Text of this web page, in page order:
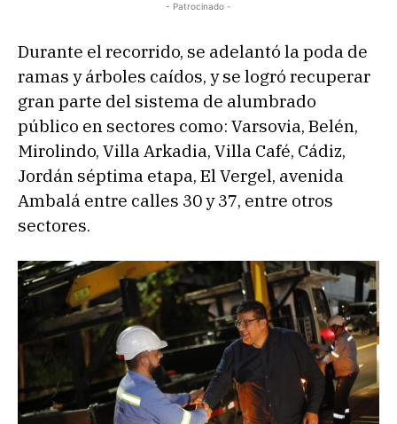
- Patrocinado -
Durante el recorrido, se adelantó la poda de
ramas y árboles caídos, y se logró recuperar
gran parte del sistema de alumbrado
público en sectores como: Varsovia, Belén,
Mirolindo, Villa Arkadia, Villa Café, Cádiz,
Jordán séptima etapa, El Vergel, avenida
Ambalá entre calles 30 y 37, entre otros
sectores.